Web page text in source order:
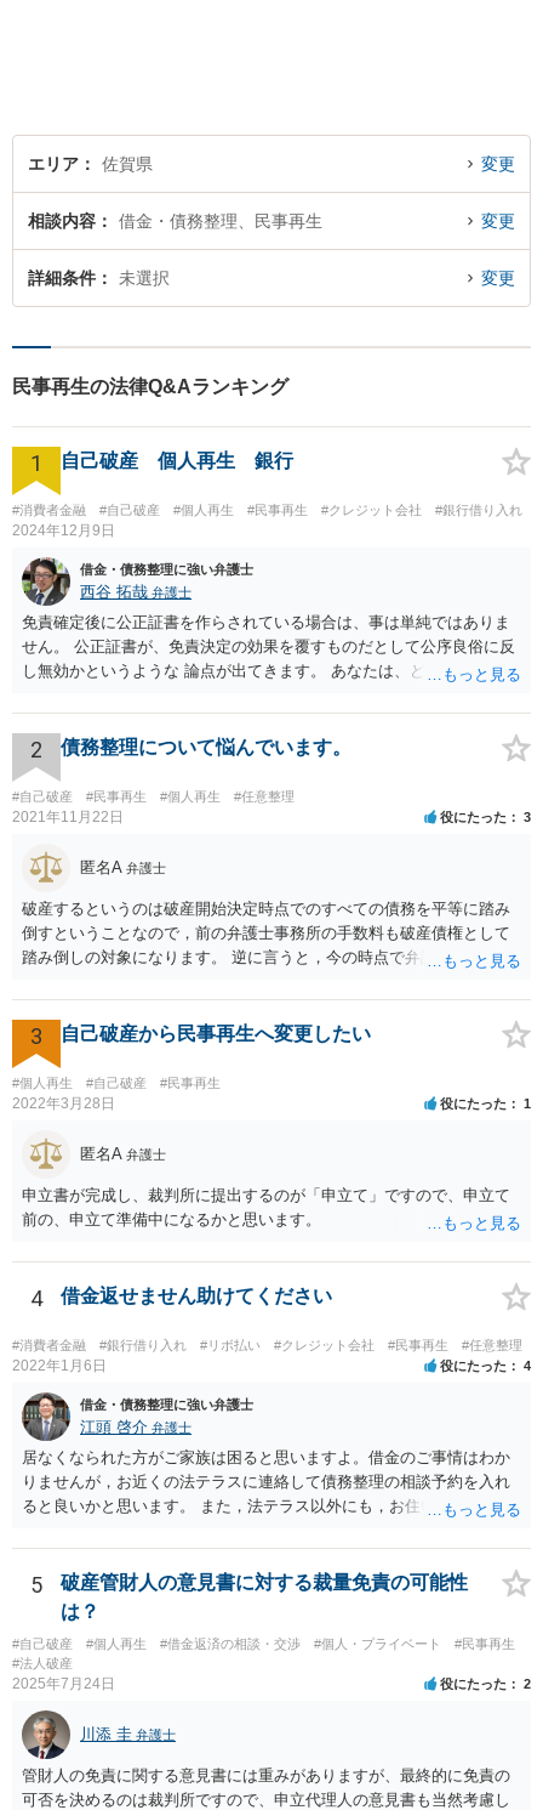
エリア 佐賀県 変更
相談内容 借金・債務整理、民事再生 変更
詳細条件 未選択 変更
民事再生の法律Q&Aランキング
1 自己破産 個人再生 銀行
#消費者金融 #自己破産 #個人再生 #民事再生 #クレジット会社 #銀行借り入れ
2024年12月9日
借金・債務整理に強い弁護士
西谷 拓哉 弁護士
免責確定後に公正証書を作らされている場合は、事は単純ではありま
せん。 公正証書が、免責決定の効果を覆すものだとして公序良俗に反
し無効かというような 論点が出てきます。 あなたは、どこかできちん
を設けてもらう必要が高いと思います。 ネットで広告を出しているよ
うな法律事務所だと、またまずい処理をする法律事務所に相談してし
まう恐れがあるので まずは、下記のURLを参考に、弁護士会が設置・
開催している、債務整理等の相談を受けて今回の一連の流れを踏まえ
て相談されることをお勧め致します。 https://www.horitsu-sodan.jp/so
2 債務整理について悩んでいます。
#自己破産 #民事再生 #個人再生 #任意整理
2021年11月22日 役にたった 3
匿名A 弁護士
破産するというのは破産開始決定時点でのすべての債務を平等に踏み
倒すということなので，前の弁護士事務所の手数料も破産債権として
踏み倒しの対象になります。 逆に言うと，今の時点で弁護士手数料を
なるので，方針が決まるまでは支払わない方がいいでしょう。 費用は
法テラスを利用できるなら分割払いができるはずですが，収入や資力
が一定以上だと利用できません。 また，破産にあたって破産管財人と
いうのが付く管財事件になる可能性もありますので，その場合は予納
金という管財人に係る費用（20万円が目安）を別途裁判所に払い込む
分で用立てる必要があります。
3 自己破産から民事再生へ変更したい
#個人再生 #自己破産 #民事再生
2022年3月28日 役にたった 1
匿名A 弁護士
申立書が完成し、裁判所に提出するのが「申立て」ですので、申立て
前の、申立て準備中になるかと思います。
4 借金返せません助けてください
#消費者金融 #銀行借り入れ #リボ払い #クレジット会社 #民事再生 #任意整理
2022年1月6日 役にたった 4
借金・債務整理に強い弁護士
江頭 啓介 弁護士
居なくなられた方がご家族は困ると思いますよ。借金のご事情はわか
りませんが，お近くの法テラスに連絡して債務整理の相談予約を入れ
ると良いかと思います。 また，法テラス以外にも，お住いの都道府県
してみてください。
5
破産管財人の意見書に対する裁量免責の可能性
は？
#自己破産 #個人再生 #借金返済の相談・交渉 #個人・プライベート
#民事再生
#法人破産
2025年7月24日 役にたった 2
川添 圭 弁護士
管財人の免責に関する意見書には重みがありますが、最終的に免責の
可否を決めるのは裁判所ですので、申立代理人の意見書も当然考慮し